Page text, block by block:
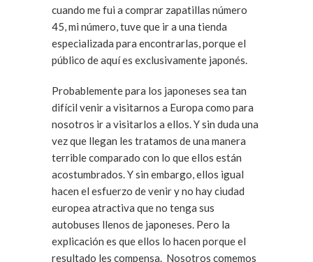
cuando me fui a comprar zapatillas número
45, mi número, tuve que ir a una tienda
especializada para encontrarlas, porque el
público de aquí es exclusivamente japonés.
Probablemente para los japoneses sea tan
difícil venir a visitarnos a Europa como para
nosotros ir a visitarlos a ellos. Y sin duda una
vez que llegan les tratamos de una manera
terrible comparado con lo que ellos están
acostumbrados. Y sin embargo, ellos igual
hacen el esfuerzo de venir y no hay ciudad
europea atractiva que no tenga sus
autobuses llenos de japoneses. Pero la
explicación es que ellos lo hacen porque el
resultado les compensa. Nosotros comemos